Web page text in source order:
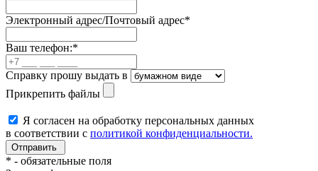
Электронный адрес/Почтовый адрес*
Ваш телефон:*
Справку прошу выдать в
Прикрепить файлы
Я согласен на обработку персональных данных
в соответствии с политикой конфиденциальности.
* - обязательные поля